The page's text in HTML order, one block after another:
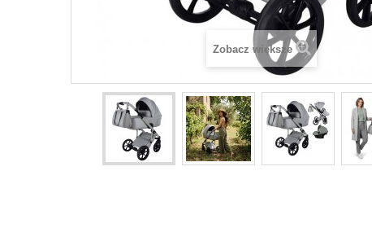
Zobacz większe